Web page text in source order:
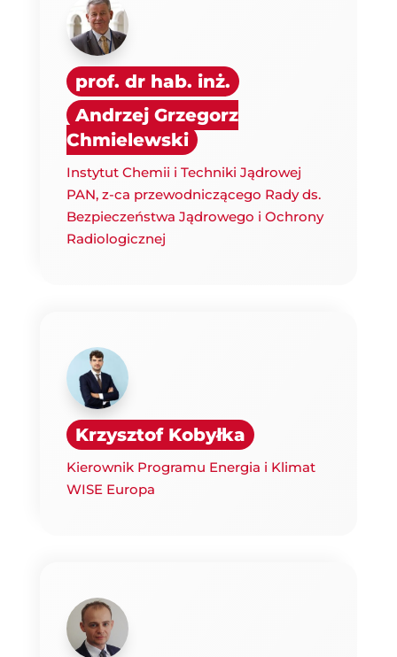
prof. dr hab. inż.
Andrzej Grzegorz
Chmielewski
Instytut Chemii i Techniki Jądrowej
PAN, z-ca przewodniczącego Rady ds.
Bezpieczeństwa Jądrowego i Ochrony
Radiologicznej
Krzysztof Kobyłka
Kierownik Programu Energia i Klimat
WISE Europa